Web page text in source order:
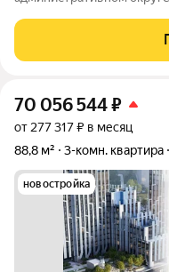
утеплена),четыре
постройки дома),в
70 056 544₽
от 277 317 ₽ в месяц
88,8 м²
3-комн. квартира
новостройка